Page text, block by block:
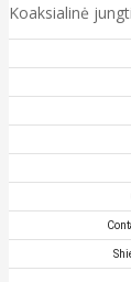
Koaksialinė